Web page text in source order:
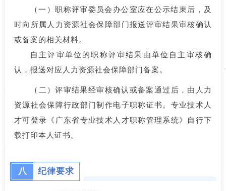
（一）职称评审委员会办公室应在公示结束后，及
时向所属人力资源社会保障部门报送评审结果审核确认
或备案的相关材料。
自主评审单位的职称评审结果由单位自主审核确
认，报送对应人力资源社会保障部门备案。
（二）评审结果经审核确认或备案通过后，由人力
资源社会保障行政部门制作电子职称证书。专业技术人
才可登录《广东省专业技术人才职称管理系统》自行下
载打印本人证书。
八 纪律要求